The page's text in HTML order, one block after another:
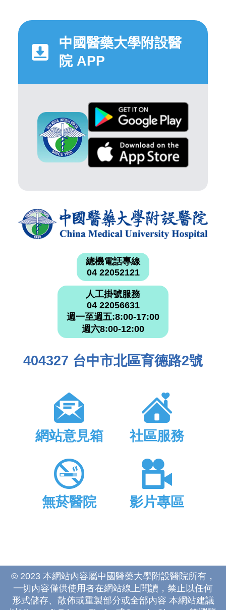
中國醫藥大學附設醫
院 APP
總機電話專線
04 22052121
人工掛號服務
04 22056631
週一至週五:8:00-17:00
週六8:00-12:00
404327 台中市北區育德路2號
網站意見箱 社區服務
無菸醫院 影片專區
© 2023 本網站內容屬中國醫藥大學附設醫院所有，
一切內容僅供使用者在網站線上閱讀，禁止以任何
形式儲存、散佈或重製部分或全部內容 本網站建議